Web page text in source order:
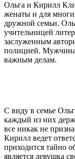
Ольга и Кирилл
женаты и для
дружной семьи.
учительницей
заслуженным
полицией. Мужчина
важным делам.
С виду в семье
каждый из них
все никак не
Кирилл ведет
приходится тайно
является девушка